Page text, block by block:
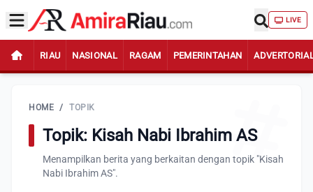
LIVE
RIAU NASIONAL RAGAM PEMERINTAHAN
HOME / TOPIK
Topik: Kisah Nabi Ibrahim AS
Menampilkan berita yang berkaitan dengan topik "Kisah
Nabi Ibrahim AS".